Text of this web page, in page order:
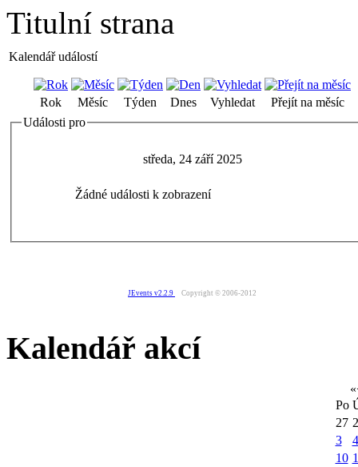
Titulní strana
Kalendář událostí
Rok Měsíc Týden Dnes Vyhledat
Přejít na měsíc
Události pro
středa, 24 září 2025
Žádné události k zobrazení
JEvents v2.2.9 Copyright © 2006-2012
Kalendář akcí
«
Po
27
3
4
10